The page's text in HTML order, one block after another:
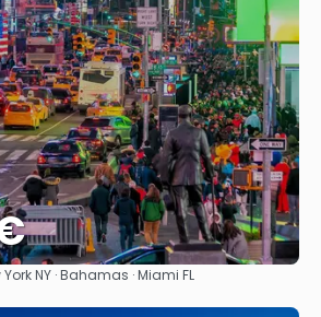
Vedere
York NY · Bahamas · Miami FL